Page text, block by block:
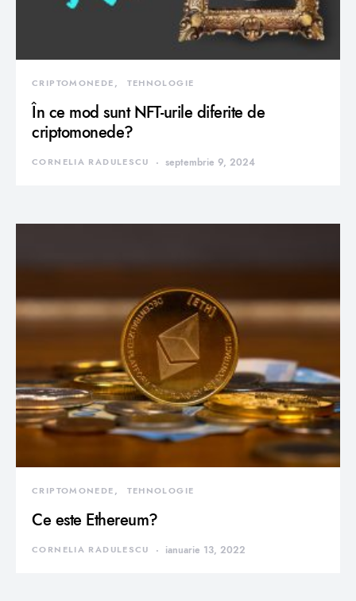
CRIPTOMONEDE TEHNOLOGIE
În ce mod sunt NFT-urile diferite de
criptomonede?
CORNELIA RADULESCU septembrie 9, 2024
CRIPTOMONEDE TEHNOLOGIE
Ce este Ethereum?
CORNELIA RADULESCU ianuarie 13, 2022